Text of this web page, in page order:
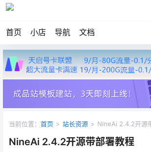
首页 小店 导航 文档
当前位置： 首页 > 站长资源 > NineAi 2.4.2开源
NineAi 2.4.2开源带部署教程